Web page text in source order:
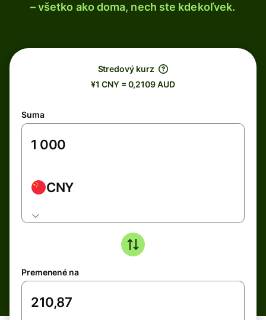
– všetko ako doma, nech ste kdekoľvek.
Stredový kurz
¥1 CNY = 0,2109 AUD
Suma
CNY
Premenené na